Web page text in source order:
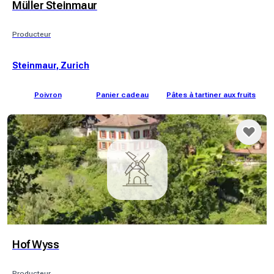
Müller Steinmaur
Producteur
Steinmaur, Zurich
Poivron Panier cadeau Pâtes à tartiner aux fruits
Hof Wyss